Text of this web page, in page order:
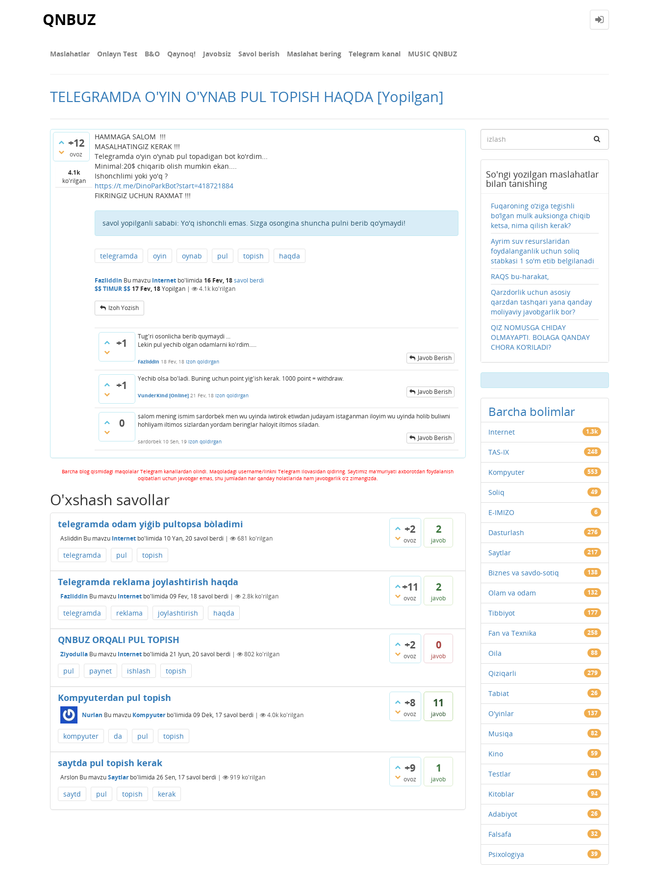
QNBUZ
Maslahatlar Onlayn Test В&О Qaynoq! Javobsiz Savol berish Maslahat bering Telegram kanal MUSIC QNBUZ
TELEGRAMDA O'YIN O'YNAB PUL TOPISH HAQDA [Yopilgan]
+12
ovoz
4.1k
ko'rilgan
HAMMAGA SALOM !!!
MASALHATINGIZ KERAK !!!
Telegramda o'yin o'ynab pul topadigan bot ko'rdim...
Minimal:20$ chiqarib olish mumkin ekan....
Ishonchlimi yoki yo'q ?
https://t.me/DinoParkBot?start=418721884
FIKRINGIZ UCHUN RAXMAT !!!
savol yopilganli sababi: Yo'q ishonchli emas. Sizga osongina shuncha pulni berib qo'ymaydi!
telegramda oyin oynab pul topish haqda
Fazliddin Bu mavzu Internet bo'limida 16 Fev, 18savol berdi
$$ TIMUR $$ 17 Fev, 18Yopilgan | 4.1k ko'rilgan
Izoh Yozish
+1
Tug'ri osonlicha berib quymaydi ...
Lekin pul yechib olgan odamlarni ko'rdim.....
Fazliddin 18 Fev, 18 Izoh qoldirgan Javob Berish
+1
Yechib olsa bo'ladi. Buning uchun point yig'ish kerak. 1000 point = withdraw.
VunderKind [Online] 21 Fev, 18 Izoh qoldirgan Javob Berish
0
salom mening ismim sardorbek men wu uyinda iwtirok etiwdan judayam istaganman iloyim wu uyinda holib buliwni
hohliyam iltimos sizlardan yordam beringlar haloyit iltimos siladan.
sardorbek 10 Sen, 19 Izoh qoldirgan Javob Berish
Barcha blog qismidagi maqolalar Telegram kanallardan olindi. Maqoladagi username/linkni Telegram ilovasidan qidiring. Saytimiz ma'muriyati axborotdan foydalanish
oqibatlari uchun javobgar emas, shu jumladan har qanday holatlarida ham javobgarlik o'z zimangizda.
O'xshash savollar
+2
ovoz
2
javob
telegramda odam yiģib pultopsa bòladimi
Asliddin Bu mavzu Internet bo'limida 10 Yan, 20savol berdi | 681 ko'rilgan
telegramda pul topish
+11
ovoz
2
javob
Telegramda reklama joylashtirish haqda
Fazliddin Bu mavzu Internet bo'limida 09 Fev, 18savol berdi | 2.8k ko'rilgan
telegramda reklama joylashtirish haqda
+2
ovoz
0
javob
QNBUZ ORQALI PUL TOPISH
Ziyodulla Bu mavzu Internet bo'limida 21 Iyun, 20savol berdi | 802 ko'rilgan
pul paynet ishlash topish
+8
ovoz
11
javob
Kompyuterdan pul topish
Nurlan Bu mavzu Kompyuterbo'limida 09 Dek, 17savol berdi | 4.0k ko'rilgan
kompyuter da pul topish
+9
ovoz
1
javob
saytda pul topish kerak
Arslon Bu mavzuSaytlarbo'limida 26 Sen, 17savol berdi | 919 ko'rilgan
saytd pul topish kerak
So'ngi yozilgan maslahatlar
bilan tanishing
Fuqaroning o‘ziga tegishli
bo‘lgan mulk auksionga chiqib
ketsa, nima qilish kerak?
Ayrim suv resurslaridan
foydalanganlik uchun soliq
stabkasi 1 so'm etib belgilanadi
RAQS bu-harakat,
Qarzdorlik uchun asosiy
qarzdan tashqari yana qanday
moliyaviy javobgarlik bor?
QIZ NOMUSGA CHIDAY
OLMAYAPTI. BOLAGA QANDAY
CHORA KO‘RILADI?
Barcha bolimlar
Internet 1.3k
TAS-IX 248
Kompyuter 553
Soliq 49
E-IMIZO 6
Dasturlash 276
Saytlar 217
Biznes va savdo-sotiq 138
Olam va odam 132
Tibbiyot 177
Fan va Texnika 258
Oila 88
Qiziqarli 279
Tabiat 26
O'yinlar 137
Musiqa 82
Kino 59
Testlar 41
Kitoblar 94
Adabiyot 26
Falsafa 32
Psixologiya 39